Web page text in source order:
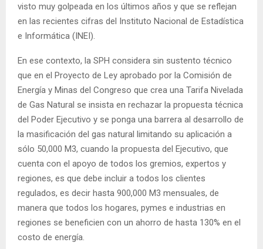
visto muy golpeada en los últimos años y que se reflejan
en las recientes cifras del Instituto Nacional de Estadística
e Informática (INEI).
En ese contexto, la SPH considera sin sustento técnico
que en el Proyecto de Ley aprobado por la Comisión de
Energía y Minas del Congreso que crea una Tarifa Nivelada
de Gas Natural se insista en rechazar la propuesta técnica
del Poder Ejecutivo y se ponga una barrera al desarrollo de
la masificación del gas natural limitando su aplicación a
sólo 50,000 M3, cuando la propuesta del Ejecutivo, que
cuenta con el apoyo de todos los gremios, expertos y
regiones, es que debe incluir a todos los clientes
regulados, es decir hasta 900,000 M3 mensuales, de
manera que todos los hogares, pymes e industrias en
regiones se beneficien con un ahorro de hasta 130% en el
costo de energía.